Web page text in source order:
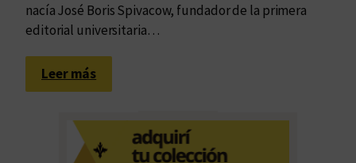
nacía José Boris Spivacow, fundador de la primera
editorial universitaria…
Leer más:
A
g